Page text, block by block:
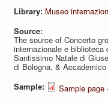
Library: Museo
Source:
The source of Concerto
internazionale e biblioteca
Santissimo Natale di
di Bologna, &
Sample:
Sample page